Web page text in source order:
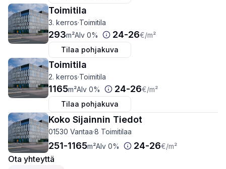
Toimitila
3. kerros·Toimitila
293m²Alv 0% 24-26€/m²
Tilaa pohjakuva
Toimitila
2. kerros·Toimitila
1165m²Alv 0% 24-26€/m²
Tilaa pohjakuva
Koko Sijainnin Tiedot
01530 Vantaa·8 Toimitilaa
251-1165m²Alv 0% 24-26€/m²
Ota yhteyttä